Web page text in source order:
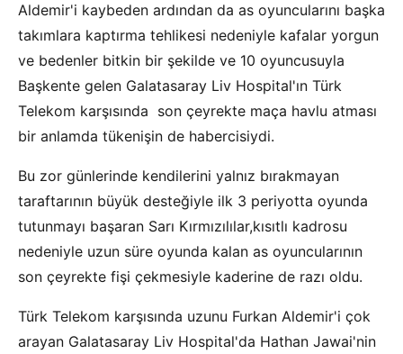
Aldemir'i kaybeden ardından da as oyuncularını başka
takımlara kaptırma tehlikesi nedeniyle kafalar yorgun
ve bedenler bitkin bir şekilde ve 10 oyuncusuyla
Başkente gelen Galatasaray Liv Hospital'ın Türk
Telekom karşısında son çeyrekte maça havlu atması
bir anlamda tükenişin de habercisiydi.
Bu zor günlerinde kendilerini yalnız bırakmayan
taraftarının büyük desteğiyle ilk 3 periyotta oyunda
tutunmayı başaran Sarı Kırmızılılar,kısıtlı kadrosu
nedeniyle uzun süre oyunda kalan as oyuncularının
son çeyrekte fişi çekmesiyle kaderine de razı oldu.
Türk Telekom karşısında uzunu Furkan Aldemir'i çok
arayan Galatasaray Liv Hospital'da Hathan Jawai'nin